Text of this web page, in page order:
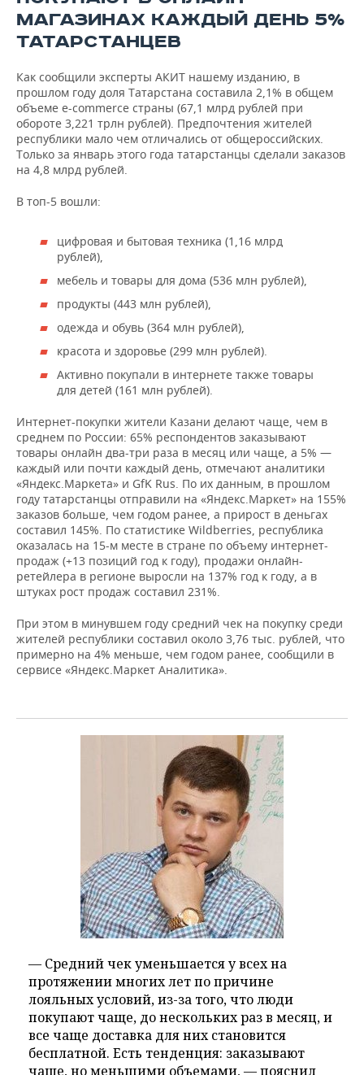
МАГАЗИНАХ КАЖДЫЙ ДЕНЬ 5%
ТАТАРСТАНЦЕВ
Как сообщили эксперты АКИТ нашему изданию, в
прошлом году доля Татарстана составила 2,1% в общем
объеме e-commerce страны (67,1 млрд рублей при
обороте 3,221 трлн рублей). Предпочтения жителей
республики мало чем отличались от общероссийских.
Только за январь этого года татарстанцы сделали заказов
на 4,8 млрд рублей.
В топ-5 вошли:
цифровая и бытовая техника (1,16 млрд
рублей),
мебель и товары для дома (536 млн рублей),
продукты (443 млн рублей),
одежда и обувь (364 млн рублей),
красота и здоровье (299 млн рублей).
Активно покупали в интернете также товары
для детей (161 млн рублей).
Интернет-покупки жители Казани делают чаще, чем в
среднем по России: 65% респондентов заказывают
товары онлайн два-три раза в месяц или чаще, а 5% —
каждый или почти каждый день, отмечают аналитики
«Яндекс.Маркета» и GfK Rus. По их данным, в прошлом
году татарстанцы отправили на «Яндекс.Маркет» на 155%
заказов больше, чем годом ранее, а прирост в деньгах
составил 145%. По статистике Wildberries, республика
оказалась на 15-м месте в стране по объему интернет-
продаж (+13 позиций год к году), продажи онлайн-
ретейлера в регионе выросли на 137% год к году, а в
штуках рост продаж составил 231%.
При этом в минувшем году средний чек на покупку среди
жителей республики составил около 3,76 тыс. рублей, что
примерно на 4% меньше, чем годом ранее, сообщили в
сервисе «Яндекс.Маркет Аналитика».
— Средний чек уменьшается у всех на
протяжении многих лет по причине
лояльных условий, из-за того, что люди
покупают чаще, до нескольких раз в месяц, и
все чаще доставка для них становится
бесплатной. Есть тенденция: заказывают
чаще, но меньшими объемами, — пояснил